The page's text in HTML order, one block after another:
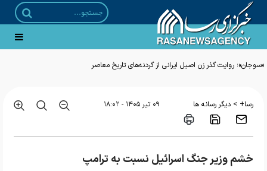
«سوجان»؛ روایت گذر زن اصیل ایرانی از گردنه‌های تاریخ معاصر
رسا+ > دیگر رسانه ها ۰۹ تير ۱۴۰۵ - ۱۸:۰۲
خشم وزیر جنگ اسرائیل نسبت به ترامپ